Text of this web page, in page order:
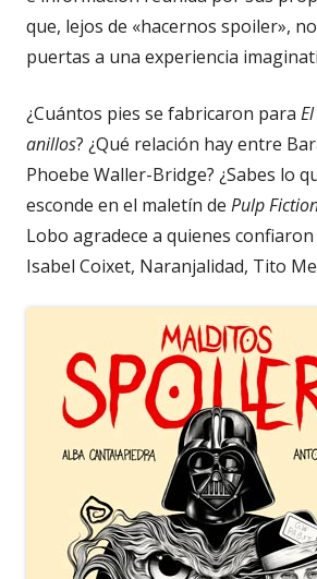
que, lejos de «hacernos spoiler»,
puertas a una experiencia
¿Cuántos pies se fabricaron para
anillos? ¿Qué relación hay entre
Phoebe Waller-Bridge? ¿Sabes lo
esconde en el maletín de Pulp
Lobo agradece a quienes
Isabel Coixet, Naranjalidad, Tito